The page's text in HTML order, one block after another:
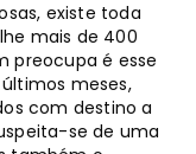
existe toda
mais de 400
preocupa é esse
meses,
com destino a
se de uma